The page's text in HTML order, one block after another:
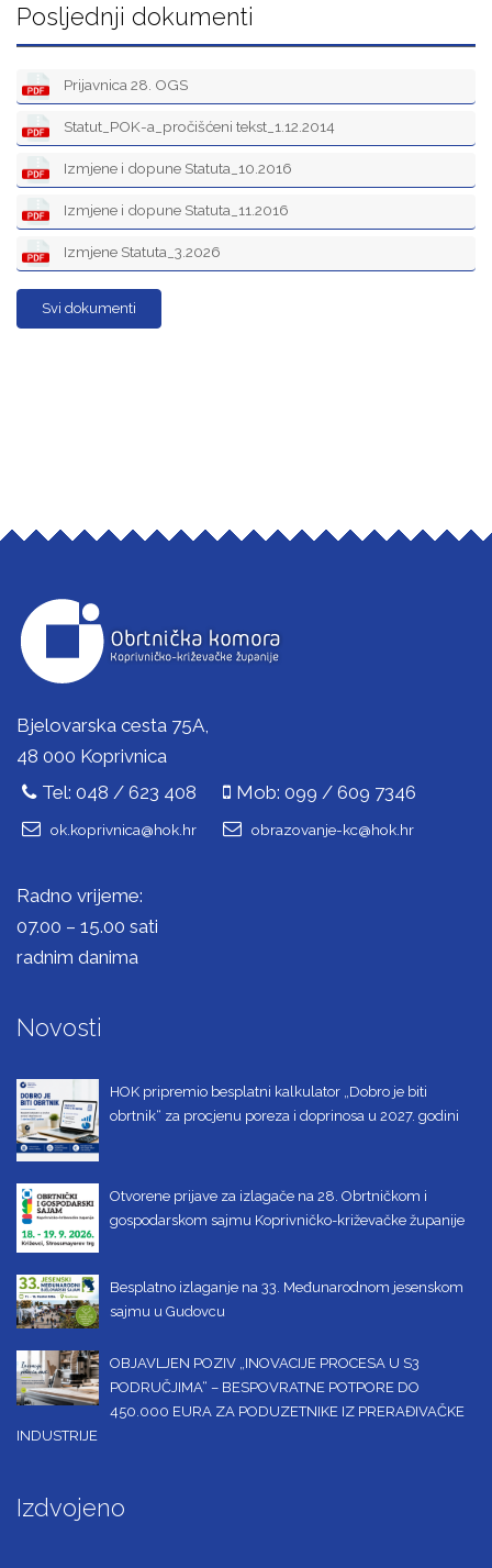
Posljednji dokumenti
Prijavnica 28. OGS
Statut_POK-a_pročišćeni tekst_1.12.2014
Izmjene i dopune Statuta_10.2016
Izmjene i dopune Statuta_11.2016
Izmjene Statuta_3.2026
Svi dokumenti
Bjelovarska cesta 75A,
48 000 Koprivnica
Tel: 048 / 623 408
Mob: 099 / 609 7346
ok.koprivnica@hok.hr obrazovanje-kc@hok.hr
Radno vrijeme:
07.00 – 15.00 sati
radnim danima
Novosti
HOK pripremio besplatni kalkulator „Dobro je biti
obrtnik“ za procjenu poreza i doprinosa u 2027. godini
Otvorene prijave za izlagače na 28. Obrtničkom i
gospodarskom sajmu Koprivničko-križevačke županije
Besplatno izlaganje na 33. Međunarodnom jesenskom
sajmu u Gudovcu
OBJAVLJEN POZIV „INOVACIJE PROCESA U S3
PODRUČJIMA“ – BESPOVRATNE POTPORE DO
450.000 EURA ZA PODUZETNIKE IZ PRERAĐIVAČKE
INDUSTRIJE
Izdvojeno